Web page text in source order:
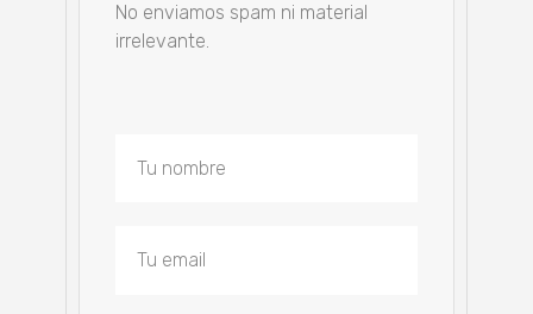
No enviamos spam ni material
irrelevante.